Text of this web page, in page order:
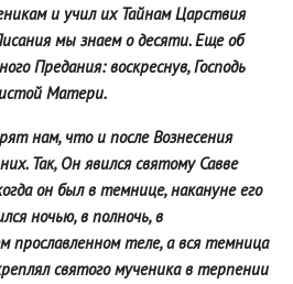
и учил их Тайнам Царствия
мы знаем о десяти. Еще об
Предания: воскреснув, Господь
Матери.
нам, что и после Вознесения
Так, Он явился святому Савве
он был в темнице, накануне его
ночью, в полночь, в
прославленном теле, а вся темница
святого мученика в терпении